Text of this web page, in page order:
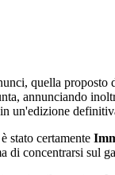
quella proposto
annunciando
un'edizione
stato certamente
di concentrarsi sul